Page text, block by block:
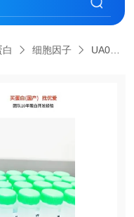
白 细胞因子 UA040053人源 IFN-γ 蛋白